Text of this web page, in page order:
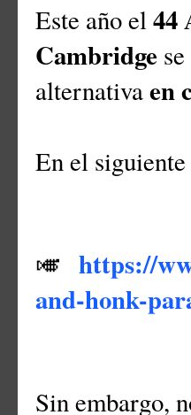
Este año el44
Cambridge
alternativaen
En el
🎺 https://
and-honk-
Sin embargo,